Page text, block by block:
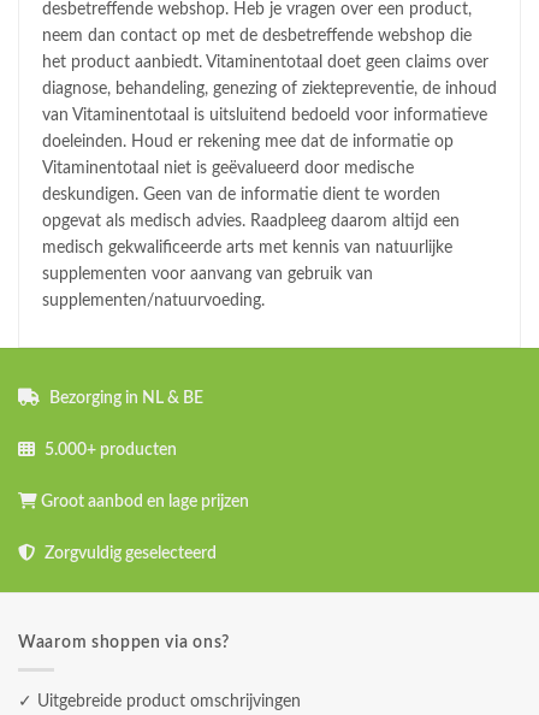
desbetreffende webshop. Heb je vragen over een product,
neem dan contact op met de desbetreffende webshop die
het product aanbiedt. Vitaminentotaal doet geen claims over
diagnose, behandeling, genezing of ziektepreventie, de inhoud
van Vitaminentotaal is uitsluitend bedoeld voor informatieve
doeleinden. Houd er rekening mee dat de informatie op
Vitaminentotaal niet is geëvalueerd door medische
deskundigen. Geen van de informatie dient te worden
opgevat als medisch advies. Raadpleeg daarom altijd een
medisch gekwalificeerde arts met kennis van natuurlijke
supplementen voor aanvang van gebruik van
supplementen/natuurvoeding.
Bezorging in NL & BE
5.000+ producten
Groot aanbod en lage prijzen
Zorgvuldig geselecteerd
Waarom shoppen via ons?
✓ Uitgebreide product omschrijvingen